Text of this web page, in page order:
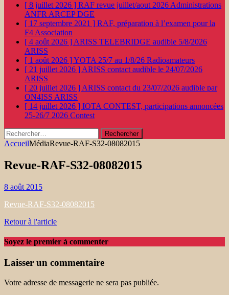
[ 8 juillet 2026 ] RAF revue juillet/aout 2026 Administrations
ANFR ARCEP DGE
[ 17 septembre 2021 ] RAF, préparation à l’examen pour la
F4 Association
[ 4 août 2026 ] ARISS TELEBRIDGE audible 5/8/2026
ARISS
[ 1 août 2026 ]YOTA 25/7 au 1/8/26 Radioamateurs
[ 21 juillet 2026 ] ARISS contact audible le 24/07/2026
ARISS
[ 20 juillet 2026 ] ARISS contact du 23/07/2026 audible par
ON4ISS ARISS
[ 14 juillet 2026 ] IOTA CONTEST, participations annoncées
25-26/7 2026 Contest
Rechercher :
AccueilMédiaRevue-RAF-S32-08082015
Revue-RAF-S32-08082015
8 août 2015
Revue-RAF-S32-08082015
Retour à l'article
Soyez le premier à commenter
Laisser un commentaire
Votre adresse de messagerie ne sera pas publiée.